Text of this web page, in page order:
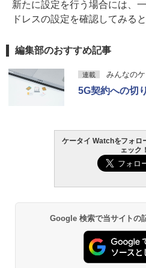
新たに設定を行う場合には、
ドレスの設定を確認してみる
編集部のおすすめ記事
連載 みんなの
5G契約への切
ケータイ Watchをフォロ
ェック！
Google 検索で当サイトの